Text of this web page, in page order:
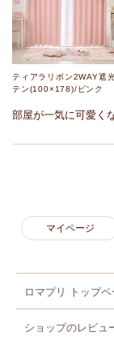
ティアラリボン2WAY遮
テン(100×178)/ピンク
部屋が一気に可愛く
マイページ
ロマプリ トップ
ショップのレビュ